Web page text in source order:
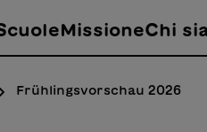
MissioneChi
Frühlingsvorschau 2026